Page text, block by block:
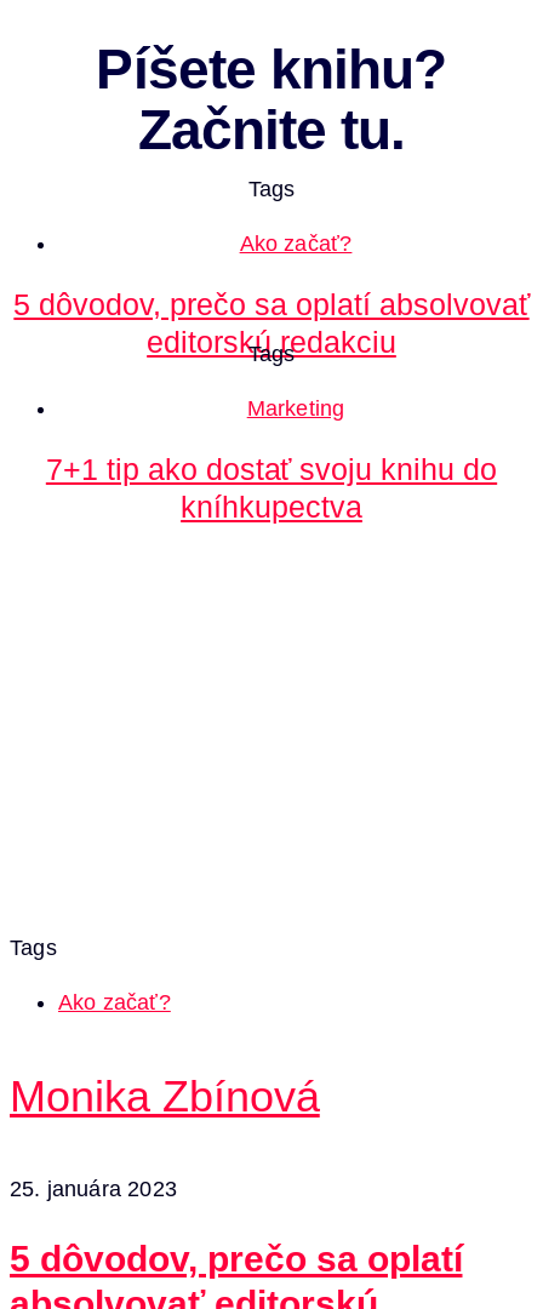
Tags
Ako začať?
5 dôvodov, prečo sa oplatí absolvovať
editorskú redakciu
Tags
Marketing
7+1 tip ako dostať svoju knihu do
kníhkupectva
Píšete knihu?
Začnite tu.
Tags
Ako začať?
Monika Zbínová
25. januára 2023
5 dôvodov, prečo sa oplatí